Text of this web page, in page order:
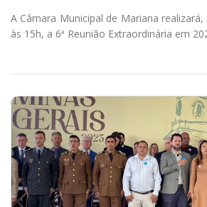
A Câmara Municipal de Mariana
às 15h, a 6ª Reunião Extraordinária em